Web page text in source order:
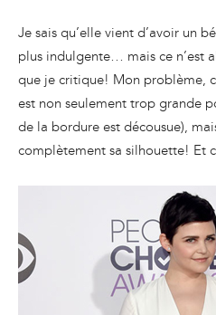
Je sais qu’elle vient d’avoir un
plus indulgente… mais ce n’est
que je critique! Mon problème,
est non seulement trop grande
de la bordure est décousue),
complètement sa silhouette! Et